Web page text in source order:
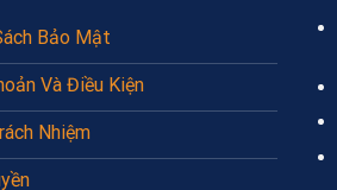
Bảo Mật
Và Điều Kiện
Nhiệm